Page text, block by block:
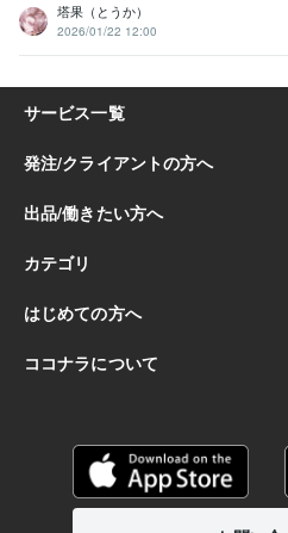
塔果（とうか）
2026/01/22 12:00